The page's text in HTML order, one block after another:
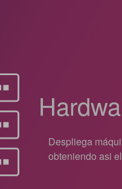
Despliega
obteniendo asi